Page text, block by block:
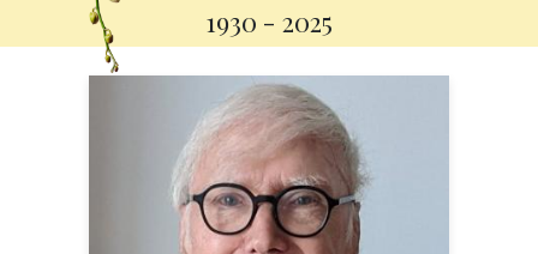
1930 - 2025